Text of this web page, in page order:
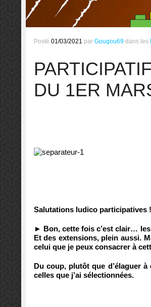
Posté 01/03/2021 par Gougou69 dans les
DU 1ER
Salutations ludico participatives !
► Bon, cette fois c’est clair…
Et des extensions, plein aussi.
celui que je peux consacrer à
Du coup, plutôt que d’élaguer
celles que j’ai sélectionnées.